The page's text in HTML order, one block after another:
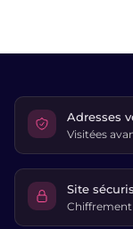
Adresses
Visitées
Site
Chiffrement